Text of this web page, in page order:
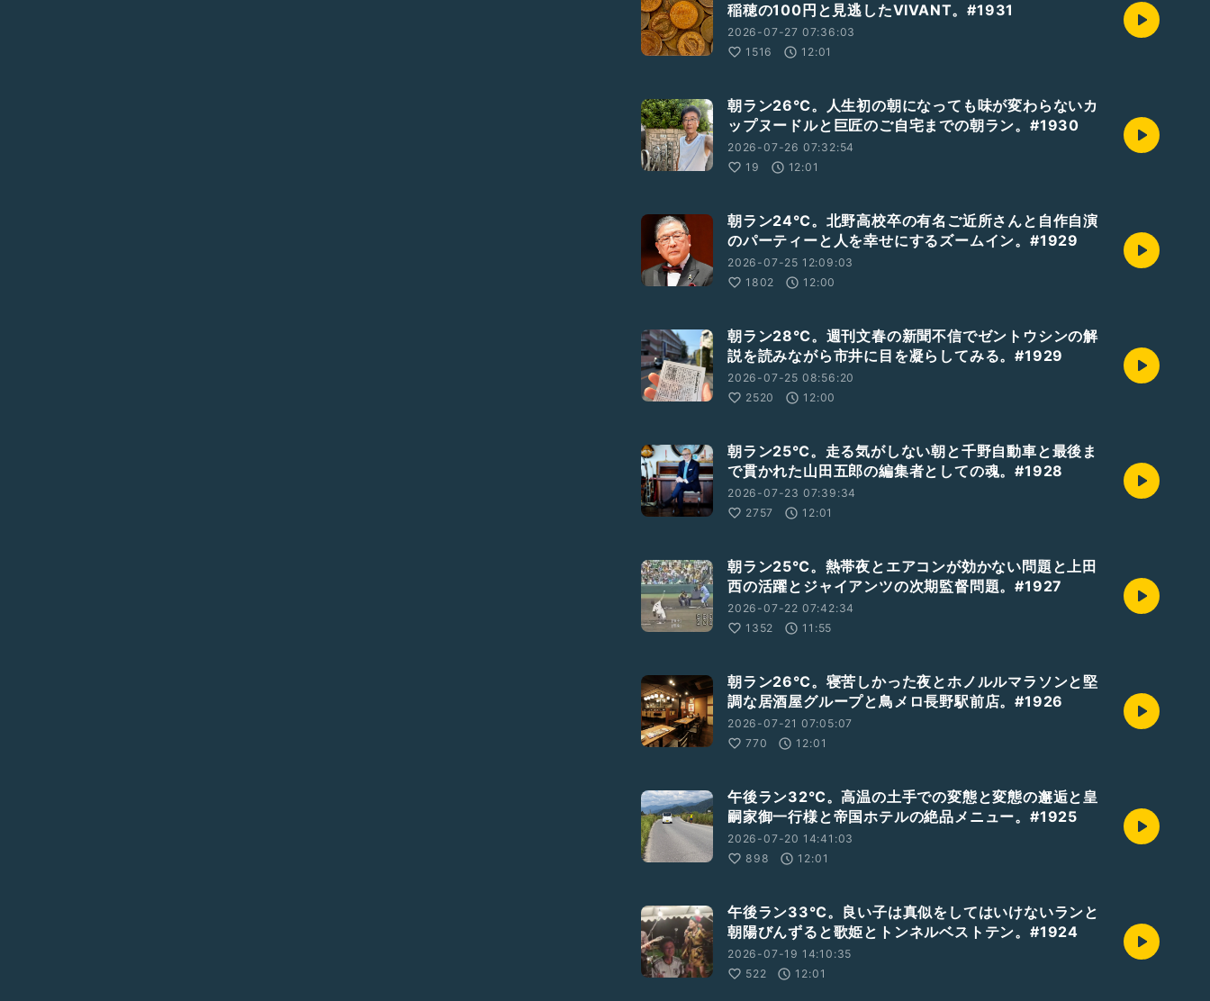
稲穂の100円と見逃したVIVANT。#1931
2026-07-27 07:36:03
1516
12:01
朝ラン26℃。人生初の朝になっても味が変わらないカ
ップヌードルと巨匠のご自宅までの朝ラン。#1930
2026-07-26 07:32:54
19
12:01
朝ラン24℃。北野高校卒の有名ご近所さんと自作自演
のパーティーと人を幸せにするズームイン。#1929
2026-07-25 12:09:03
1802
12:00
朝ラン28℃。週刊文春の新聞不信でゼントウシンの解
説を読みながら市井に目を凝らしてみる。#1929
2026-07-25 08:56:20
2520
12:00
朝ラン25℃。走る気がしない朝と千野自動車と最後ま
で貫かれた山田五郎の編集者としての魂。#1928
2026-07-23 07:39:34
2757
12:01
朝ラン25℃。熱帯夜とエアコンが効かない問題と上田
西の活躍とジャイアンツの次期監督問題。#1927
2026-07-22 07:42:34
1352
11:55
朝ラン26℃。寝苦しかった夜とホノルルマラソンと堅
調な居酒屋グループと鳥メロ長野駅前店。#1926
2026-07-21 07:05:07
770
12:01
午後ラン32℃。高温の土手での変態と変態の邂逅と皇
嗣家御一行様と帝国ホテルの絶品メニュー。#1925
2026-07-20 14:41:03
898
12:01
午後ラン33℃。良い子は真似をしてはいけないランと
朝陽びんずると歌姫とトンネルベストテン。#1924
2026-07-19 14:10:35
522
12:01